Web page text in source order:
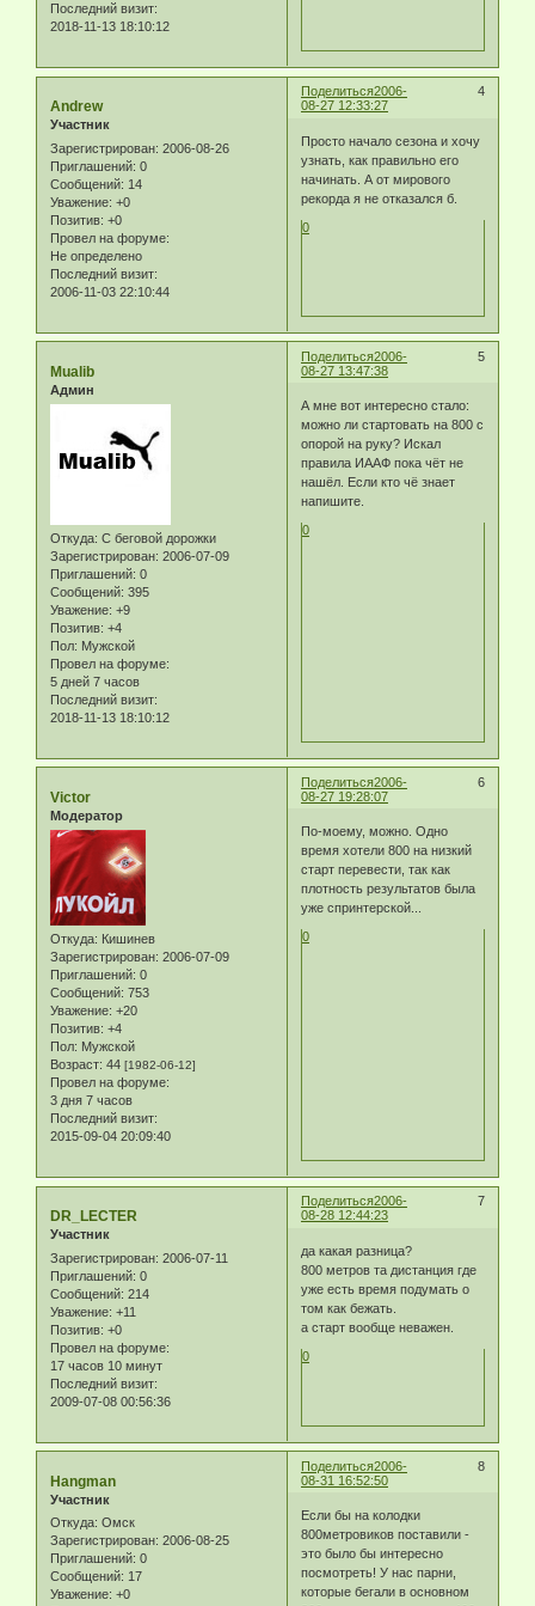
Последний визит:
2018-11-13 18:10:12
Поделиться 4
2006-
08-27 12:33:27
Andrew
Участник
Зарегистрирован: 2006-08-26
Приглашений: 0
Сообщений: 14
Уважение: +0
Позитив: +0
Провел на форуме:
Не определено
Последний визит:
2006-11-03 22:10:44
Просто начало сезона и хочу
узнать, как правильно его
начинать. А от мирового
рекорда я не отказался б.
0
Поделиться 5
2006-
08-27 13:47:38
Mualib
Админ
Откуда: С беговой дорожки
Зарегистрирован: 2006-07-09
Приглашений: 0
Сообщений: 395
Уважение: +9
Позитив: +4
Пол: Мужской
Провел на форуме:
5 дней 7 часов
Последний визит:
2018-11-13 18:10:12
А мне вот интересно стало:
можно ли стартовать на 800 с
опорой на руку? Искал
правила ИААФ пока чёт не
нашёл. Если кто чё знает
напишите.
0
Поделиться 6
2006-
08-27 19:28:07
Victor
Модератор
Откуда: Кишинев
Зарегистрирован: 2006-07-09
Приглашений: 0
Сообщений: 753
Уважение: +20
Позитив: +4
Пол: Мужской
Возраст: 44 [1982-06-12]
Провел на форуме:
3 дня 7 часов
Последний визит:
2015-09-04 20:09:40
По-моему, можно. Одно
время хотели 800 на низкий
старт перевести, так как
плотность результатов была
уже спринтерской...
0
Поделиться 7
2006-
08-28 12:44:23
DR_LECTER
Участник
Зарегистрирован: 2006-07-11
Приглашений: 0
Сообщений: 214
Уважение: +11
Позитив: +0
Провел на форуме:
17 часов 10 минут
Последний визит:
2009-07-08 00:56:36
да какая разница?
800 метров та дистанция где
уже есть время подумать о
том как бежать.
а старт вообще неважен.
0
Поделиться 8
2006-
08-31 16:52:50
Hangman
Участник
Откуда: Омск
Зарегистрирован: 2006-08-25
Приглашений: 0
Сообщений: 17
Уважение: +0
Если бы на колодки
800метровиков поставили -
это было бы интересно
посмотреть! У нас парни,
которые бегали в основном